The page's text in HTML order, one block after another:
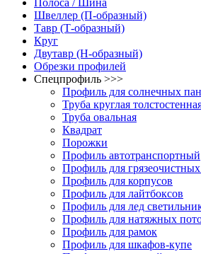
Полоса / Шина
Швеллер (П-образный)
Тавр (Т-образный)
Круг
Двутавр (H-образный)
Обрезки профилей
Спецпрофиль >>>
Профиль для солнечных
Труба круглая
Труба овальная
Квадрат
Порожки
Профиль автотранспортный
Профиль для
Профиль для корпусов
Профиль для лайтбоксов
Профиль для лед
Профиль для натяжных
Профиль для рамок
Профиль для шкафов-купе